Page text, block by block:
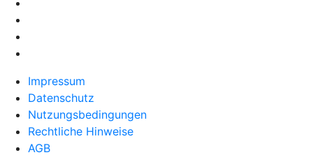
Impressum
Datenschutz
Nutzungsbedingungen
Rechtliche Hinweise
AGB